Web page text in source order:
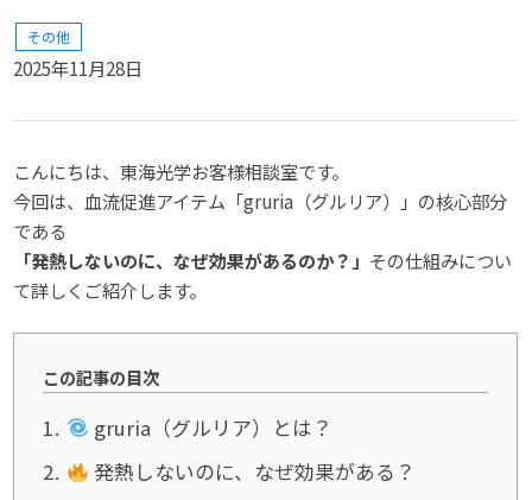
その他
2025年11月28日
こんにちは、東海光学お客様相談室です。
今回は、血流促進アイテム「gruria（グルリア）」の核心部分
である
「発熱しないのに、なぜ効果があるのか？」 その仕組みについ
て詳しくご紹介します。
この記事の目次
1
gruria（グルリア）とは？
2
発熱しないのに、なぜ効果がある？